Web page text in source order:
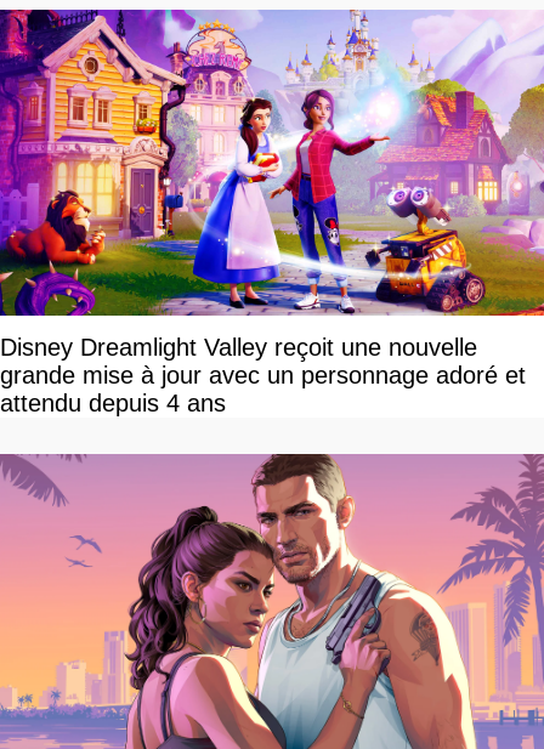
Disney Dreamlight Valley reçoit une nouvelle
grande mise à jour avec un personnage adoré et
attendu depuis 4 ans